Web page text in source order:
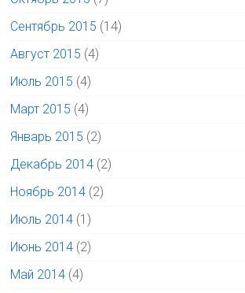
Сентябрь 2015 (14)
Август 2015 (4)
Июль 2015 (4)
Март 2015 (4)
Январь 2015 (2)
Декабрь 2014 (2)
Ноябрь 2014 (2)
Июль 2014 (1)
Июнь 2014 (2)
Май 2014 (4)